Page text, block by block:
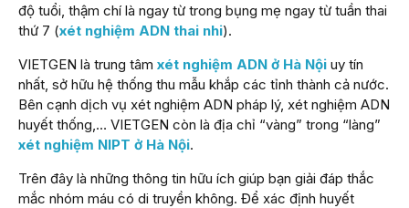
độ tuổi, thậm chí là ngay từ trong bụng mẹ ngay từ tuần thai
thứ 7 (xét nghiệm ADN thai nhi).
VIETGEN là trung tâm xét nghiệm ADN ở Hà Nội uy tín
nhất, sở hữu hệ thống thu mẫu khắp các tỉnh thành cả nước.
Bên cạnh dịch vụ xét nghiệm ADN pháp lý, xét nghiệm ADN
huyết thống,… VIETGEN còn là địa chỉ “vàng” trong “làng”
xét nghiệm NIPT ở Hà Nội.
Trên đây là những thông tin hữu ích giúp bạn giải đáp thắc
mắc nhóm máu có di truyền không. Để xác định huyết